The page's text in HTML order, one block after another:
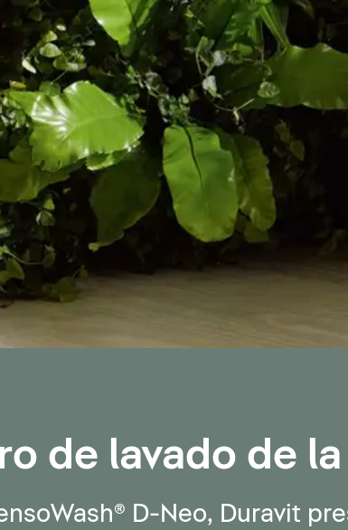
de lavado de
D-Neo, Duravit